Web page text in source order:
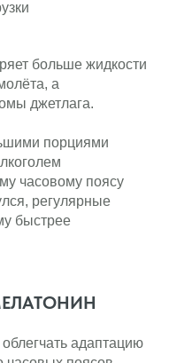
больше жидкости
а
джетлага.
порциями
часовому поясу
регулярные
быстрее
адаптацию